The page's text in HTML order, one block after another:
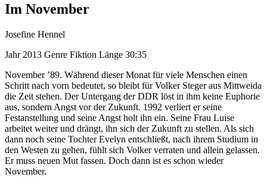
Im November
Josefine Hennel
Jahr2013 Genre Fiktion Länge 30:35
November ’89. Während dieser Monat für viele Menschen einen
Schritt nach vorn bedeutet, so bleibt für Volker Steger aus Mittweida
die Zeit stehen. Der Untergang der DDR löst in ihm keine Euphorie
aus, sondern Angst vor der Zukunft. 1992 verliert er seine
Festanstellung und seine Angst holt ihn ein. Seine Frau Luise
arbeitet weiter und drängt, ihn sich der Zukunft zu stellen. Als sich
dann noch seine Tochter Evelyn entschließt, nach ihrem Studium in
den Westen zu gehen, fühlt sich Volker verraten und allein gelassen.
Er muss neuen Mut fassen. Doch dann ist es schon wieder
November.